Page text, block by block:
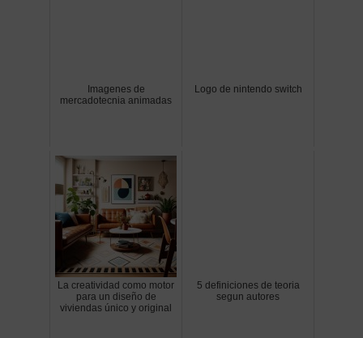
Imagenes de
mercadotecnia animadas
Logo de nintendo switch
La creatividad como motor
para un diseño de
viviendas único y original
5 definiciones de teoria
segun autores